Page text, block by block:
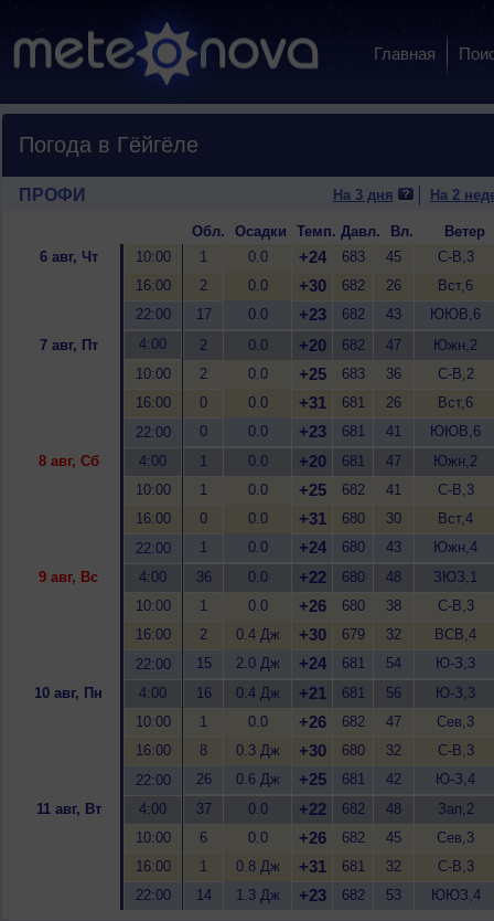
Главная
Погода в Гёйгёле
ПРОФИ На 3 дня На 2
Обл. Осадки Темп. Давл. Вл.
Ветер
6 авг, Чт
10:00 1 0.0 +24 683 45
С-В,3
16:00
2 0.0 +30 682 26
Вст,6
22:00
17 0.0 +23 682 43
ЮЮВ,6
7 авг, Пт
4:00 2 0.0 +20 682 47
Южн,2
10:00
2 0.0 +25 683 36
С-В,2
16:00
0 0.0 +31 681 26
Вст,6
22:00
0 0.0 +23 681 41
ЮЮВ,6
8 авг, Сб
4:00 1 0.0 +20 681 47
Южн,2
10:00
1 0.0 +25 682 41
С-В,3
16:00
0 0.0 +31 680 30
Вст,4
22:00
1 0.0 +24 680 43
Южн,4
9 авг, Вс
4:00 36 0.0 +22 680 48
ЗЮЗ,1
10:00
1 0.0 +26 680 38
С-В,3
16:00
2 0.4 Дж +30 679 32
ВСВ,4
22:00
15 2.0 Дж +24 681 54
Ю-З,3
10 авг, Пн
4:00 16 0.4 Дж +21 681 56
Ю-З,3
10:00
1 0.0 +26 682 47
Сев,3
16:00
8 0.3 Дж +30 680 32
С-В,3
22:00
26 0.6 Дж +25 681 42
Ю-З,4
11 авг, Вт
4:00 37 0.0 +22 682 48
Зап,2
10:00
6 0.0 +26 682 45
Сев,3
16:00
1 0.8 Дж +31 681 32
С-В,3
22:00
14 1.3 Дж +23 682 53 ЮЮЗ,4